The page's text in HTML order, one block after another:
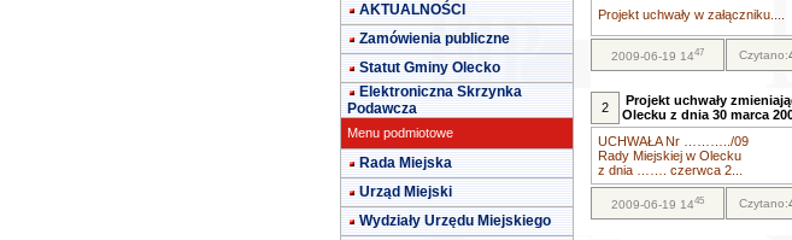
AKTUALNOŚCI
Zamówienia publiczne
Statut Gminy Olecko
Elektroniczna Skrzynka
Podawcza
Menu podmiotowe
Rada Miejska
Urząd Miejski
Wydziały Urzędu Miejskiego
Projekt uchwały w załączniku....
2009-06-19 1447 Czytano:
2
Projekt uchwały
Olecku z dnia 30 marca
UCHWAŁA Nr ………../09
Rady Miejskiej w Olecku
z dnia ……. czerwca 2...
2009-06-19 1445 Czytano: